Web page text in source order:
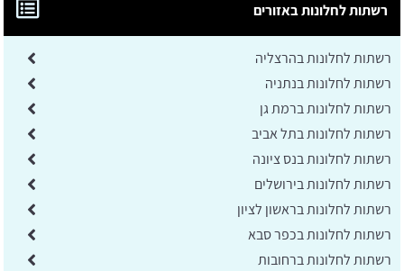
רשתות לחלונות באזורים
רשתות לחלונות בהרצליה
רשתות לחלונות בנתניה
רשתות לחלונות ברמת גן
רשתות לחלונות בתל אביב
רשתות לחלונות בנס ציונה
רשתות לחלונות בירושלים
רשתות לחלונות בראשון לציון
רשתות לחלונות בכפר סבא
רשתות לחלונות ברחובות